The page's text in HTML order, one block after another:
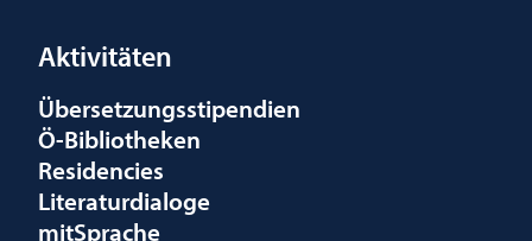
Aktivitäten
Übersetzungsstipendien
Ö-Bibliotheken
Residencies
Literaturdialoge
mitSprache